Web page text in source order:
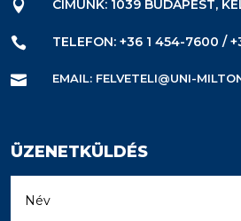
 CÍMÜNK: 1039 BUDAPEST,
 TELEFON: +36 1 454-7600 /
 EMAIL: FELVETELI@UNI-
ÜZENETKÜLDÉS